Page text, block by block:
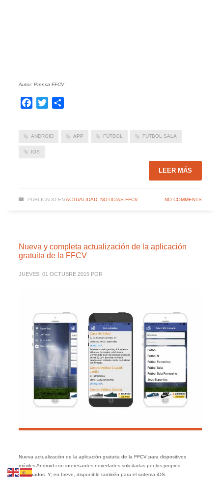
Autor: Prensa FFCV
Facebook
Twitter
ANDROID APP FÚTBOL FÚTBOL SALA
IOS
LEER MÁS
PUBLICADO EN ACTUALIDAD, NOTICIAS FFCV NO COMMENTS
Nueva y completa actualización de la aplicación
gratuita de la FFCV
JUEVES, 01 OCTUBRE 2015 POR
Nueva actualización de la aplicación gratuita de la FFCV para dispositivos
móviles Android con interesantes novedades solicitadas por los propios
aficionados. Y, en breve, disponible también para el sistema iOS.